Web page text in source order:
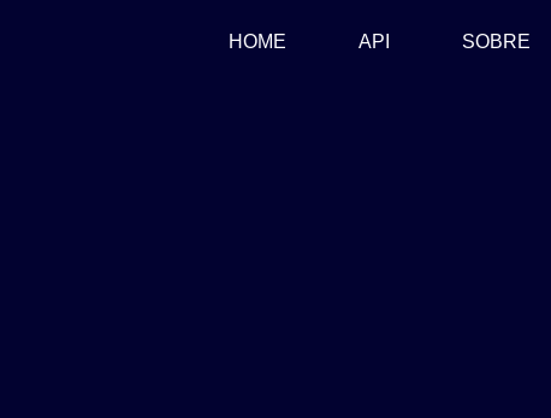
HOME (CURRENT)
API SOBRE